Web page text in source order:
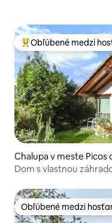
Najobľúbenejšie
Obľúbené medzi
Chalupa v
Dom s vlastnou
Obľúbené medzi
Obľúbené medzi